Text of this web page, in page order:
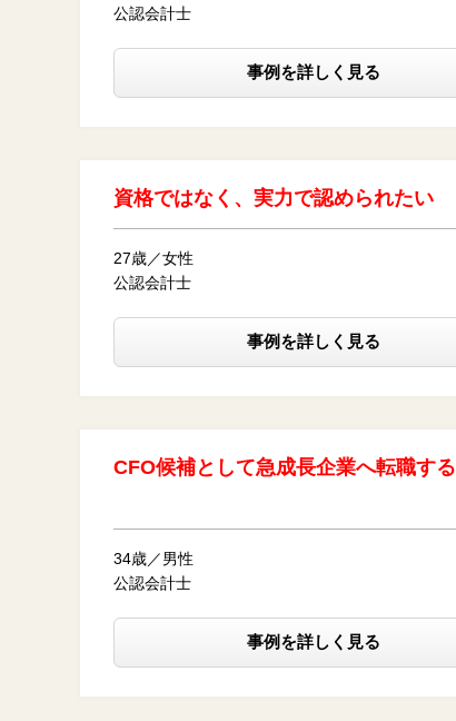
公認会計士
事例を詳しく見る
資格ではなく、実力で認められたい
27歳／女性
公認会計士
事例を詳しく見る
CFO候補として急成長企業へ転職する
34歳／男性
公認会計士
事例を詳しく見る